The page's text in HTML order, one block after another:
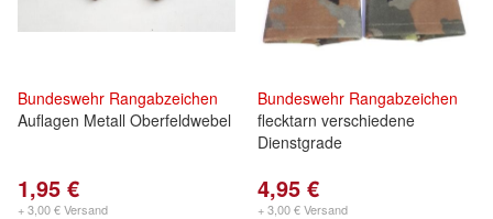
Bundeswehr Rangabzeichen
Auflagen Metall Oberfeldwebel
1,95 €
+ 3,00 € Versand
Bundeswehr Rangabzeichen
flecktarn verschiedene
Dienstgrade
4,95 €
+ 3,00 € Versand